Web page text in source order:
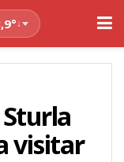
↓
visitar